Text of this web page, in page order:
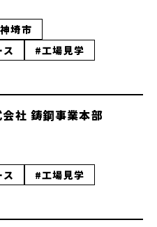
埼市
#工場見学
会社 鋳鋼事業本部
#工場見学